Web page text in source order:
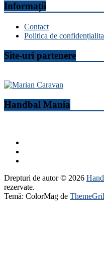
Informații
Contact
Politica de
Site-uri partenere
Handbal Mania
Drepturi de autor © 2026
rezervate.
Temă: ColorMag de